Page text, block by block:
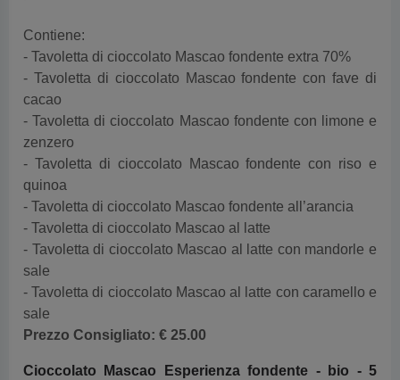
Contiene:
- Tavoletta di cioccolato Mascao fondente extra 70%
- Tavoletta di cioccolato Mascao fondente con fave di
cacao
- Tavoletta di cioccolato Mascao fondente con limone e
zenzero
- Tavoletta di cioccolato Mascao fondente con riso e
quinoa
- Tavoletta di cioccolato Mascao fondente all’arancia
- Tavoletta di cioccolato Mascao al latte
- Tavoletta di cioccolato Mascao al latte con mandorle e
sale
- Tavoletta di cioccolato Mascao al latte con caramello e
sale
Prezzo Consigliato: € 25.00
Cioccolato Mascao Esperienza fondente - bio - 5